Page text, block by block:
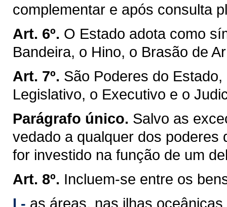
complementar e após consulta
Art. 6º. O Estado adota como
Bandeira, o Hino, o Brasão de
Art. 7º. São Poderes do
Legislativo, o Executivo e o
Parágrafo único. Salvo as
vedado a qualquer dos poderes
for investido na função de um
Art. 8º. Incluem-se entre os
I - as áreas, nas ilhas